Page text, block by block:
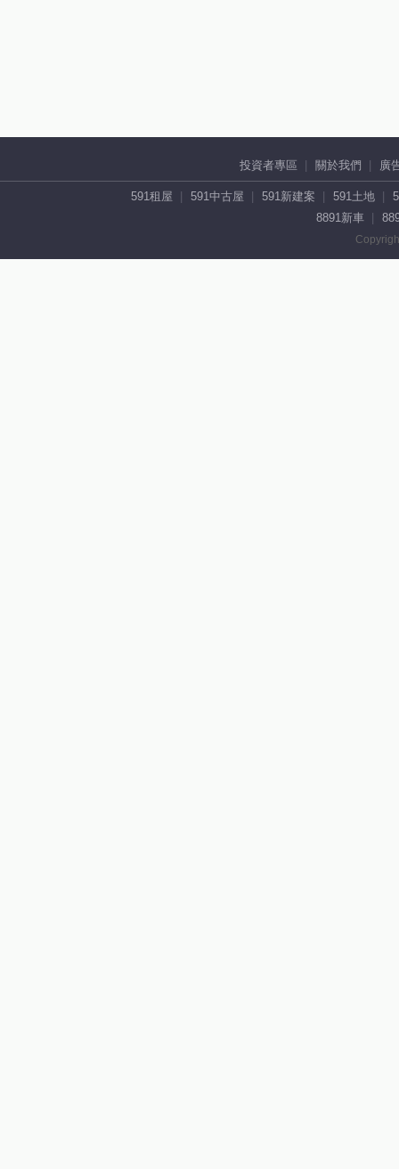
投資者專區 關於我們 廣
591租屋 591中古屋 591新建案 591土地
8891新車